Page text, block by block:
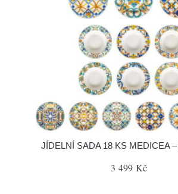
JÍDELNÍ SADA 18 KS MEDICEA
3 499 Kč